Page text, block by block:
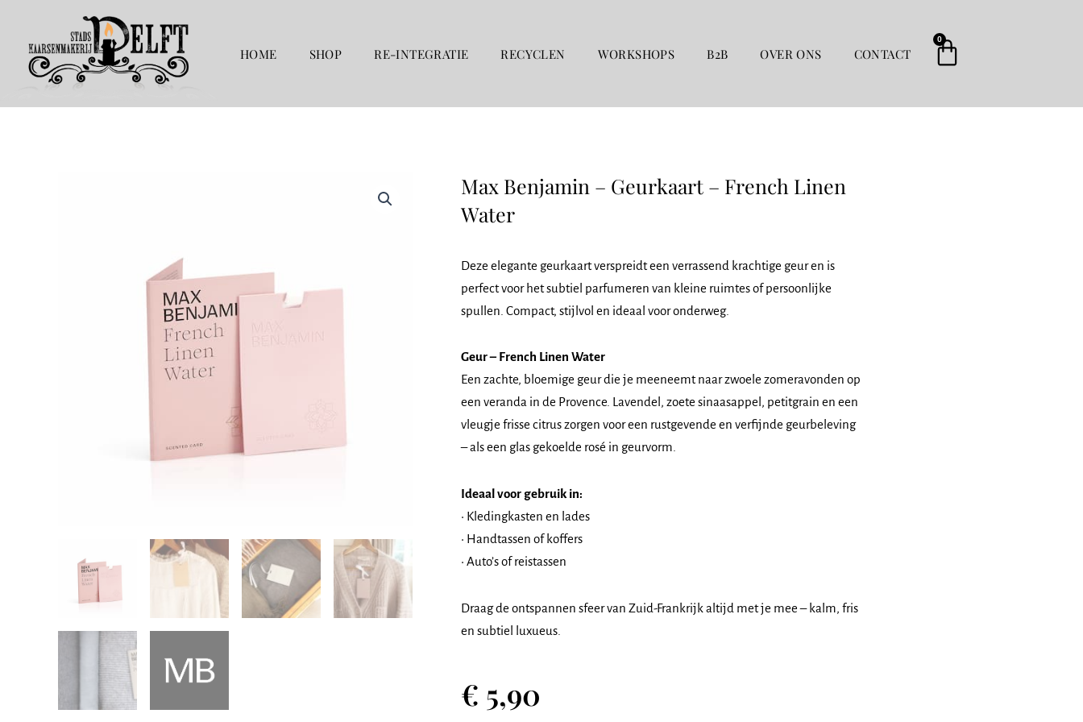
inhoud
HOME SHOP RE-INTEGRATIE RECYCLEN WORKSHOPS B2B OVER ONS CONTACT
0
Max Benjamin – Geurkaart – French Linen
Water
Deze elegante geurkaart verspreidt een verrassend krachtige geur en is
perfect voor het subtiel parfumeren van kleine ruimtes of persoonlijke
spullen. Compact, stijlvol en ideaal voor onderweg.
Geur – French Linen Water
Een zachte, bloemige geur die je meeneemt naar zwoele zomeravonden op
een veranda in de Provence. Lavendel, zoete sinaasappel, petitgrain en een
vleugje frisse citrus zorgen voor een rustgevende en verfijnde geurbeleving
– als een glas gekoelde rosé in geurvorm.
Ideaal voor gebruik in:
• Kledingkasten en lades
• Handtassen of koffers
• Auto’s of reistassen
Draag de ontspannen sfeer van Zuid-Frankrijk altijd met je mee – kalm, fris
en subtiel luxueus.
€ 5,90